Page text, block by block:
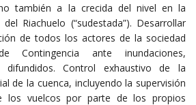
también a la crecida del nivel en la
Riachuelo (“sudestada”). Desarrollar
de todos los actores de la sociedad
Contingencia ante inundaciones,
difundidos. Control exhaustivo de la
de la cuenca, incluyendo la supervisión
los vuelcos por parte de los propios